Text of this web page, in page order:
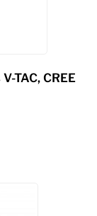
TAC, CREE